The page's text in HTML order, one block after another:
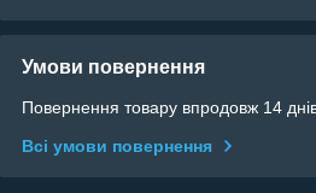
Умови повернення
Повернення товару впродовж 14
Всі умови повернення